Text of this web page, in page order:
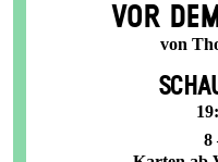
VOR
von
8